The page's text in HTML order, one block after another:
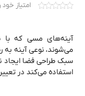
امتیاز
آینه‌های مسی که با
می‌شوند، نوعی آینه‌‌ به
سبک طراحی فضا ایجاد
استفاده می‌کند در